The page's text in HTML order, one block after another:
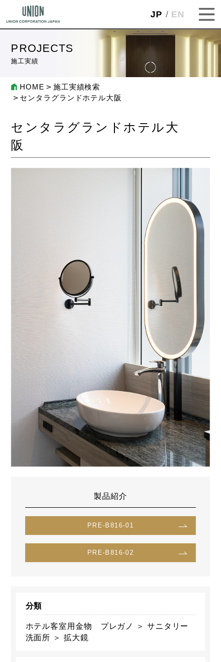
JP EN
PROJECTS
施工実績
HOME
施工実績検索
センタラグランドホテル大阪
センタラグランドホテル大
阪
製品紹介
PRE-B816-01
PRE-B816-02
分類
ホテル客室用金物 プレガノ ＞ サニタリー
洗面所 ＞ 拡大鏡